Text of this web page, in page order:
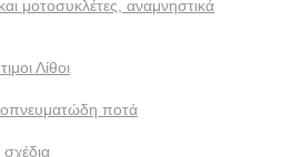
μοτοσυκλέτες, αναμνηστικά
Λίθοι
ποτά
σχέδια